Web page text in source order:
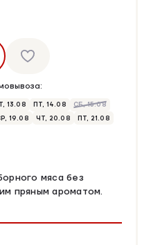
13.08 ПТ, 14.08
СБ, 15.08
19.08 ЧТ, 20.08
ПТ, 21.08
мяса без
пряным ароматом.